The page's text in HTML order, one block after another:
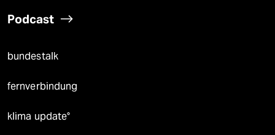
Podcast
bundestalk
fernverbindung
klima update°